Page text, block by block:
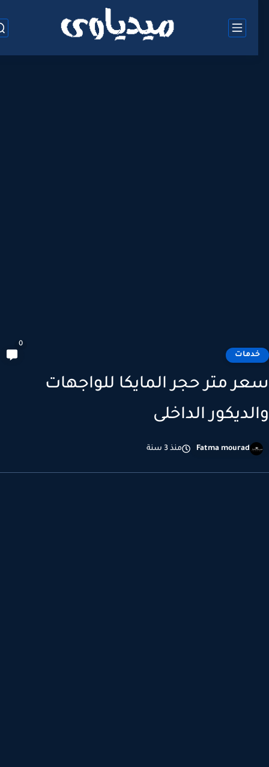
متر حجر المايكا للواجهات
الداخلى
Fatma mourad منذ 3 سنة